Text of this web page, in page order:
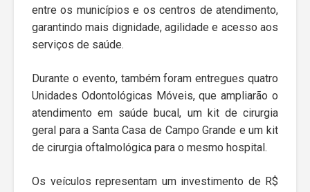
entre os municípios e os centros de atendimento,
garantindo mais dignidade, agilidade e acesso aos
serviços de saúde.
Durante o evento, também foram entregues quatro
Unidades Odontológicas Móveis, que ampliarão o
atendimento em saúde bucal, um kit de cirurgia
geral para a Santa Casa de Campo Grande e um kit
de cirurgia oftalmológica para o mesmo hospital.
Os veículos representam um investimento de R$